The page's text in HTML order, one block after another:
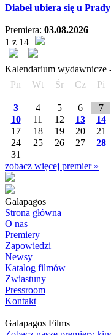
Diabeł ubiera się u
Premiera: 03.08.2026
1 z 14
Kalendarium wydawnicze
Pn
Wt Śr Cz Pi
3
4 5 6 7
10
11 12 13 14
17
18 19 20 21
24
25 26 27 28
31
zobacz więcej premier »
Galapagos
Strona główna
O nas
Premiery
Zapowiedzi
Newsy
Katalog filmów
Zwiastuny
Pressroom
Kontakt
Galapagos Films